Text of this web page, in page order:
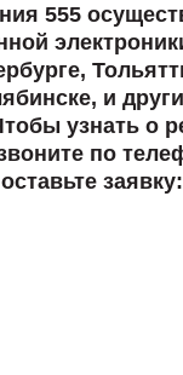
555
и
узнать о
по
заявку: